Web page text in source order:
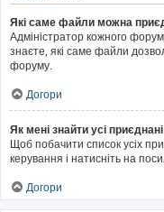
Які саме файли можна
Адміністратор кожного
знаєте, які саме файли
форуму.
Догори
Як мені знайти усі
Щоб побачити список усіх
керування і натисніть на
Догори